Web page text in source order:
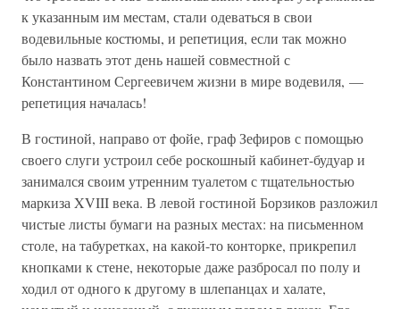
к указанным им местам, стали одеваться в свои
водевильные костюмы, и репетиция, если так можно
было назвать этот день нашей совместной с
Константином Сергеевичем жизни в мире водевиля, —
репетиция началась!
В гостиной, направо от фойе, граф Зефиров с помощью
своего слуги устроил себе роскошный кабинет-будуар и
занимался своим утренним туалетом с тщательностью
маркиза XVIII века. В левой гостиной Борзиков разложил
чистые листы бумаги на разных местах: на письменном
столе, на табуретках, на какой-то конторке, прикрепил
кнопками к стене, некоторые даже разбросал по полу и
ходил от одного к другому в шлепанцах и халате,